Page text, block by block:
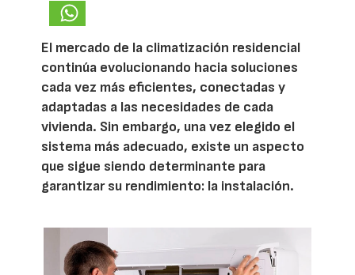
El mercado de la climatización residencial
continúa evolucionando hacia soluciones
cada vez más eficientes, conectadas y
adaptadas a las necesidades de cada
vivienda. Sin embargo, una vez elegido el
sistema más adecuado, existe un aspecto
que sigue siendo determinante para
garantizar su rendimiento: la instalación.